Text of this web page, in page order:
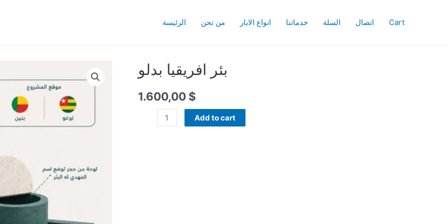
الرئيسة من نحن انواع الابار خدماتنا السلة اتصال Cart
بئر افريقيا بدلو
1.600,00 $
افريقيا
Add to cart
quantity